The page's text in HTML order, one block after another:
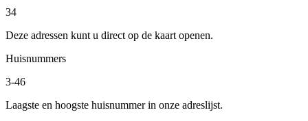
34
Deze adressen kunt u direct op de kaart openen.
Huisnummers
3-46
Laagste en hoogste huisnummer in onze adreslijst.